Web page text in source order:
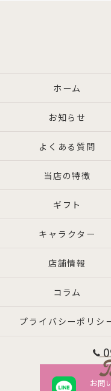
お問
ホーム
お知らせ
よくある質問
当店の特徴
ギフト
キャラクター
店舗情報
コラム
プライバシーポリシ